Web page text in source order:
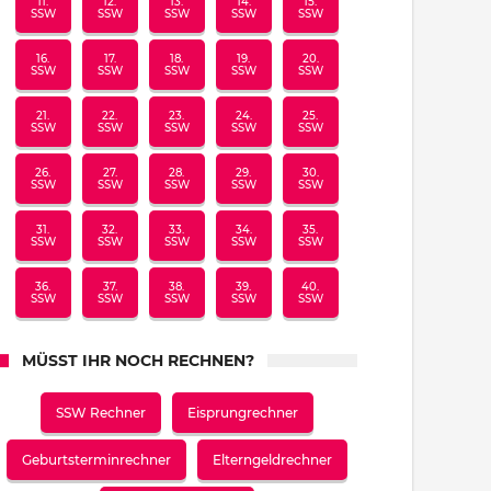
SSW
SSW
SSW
SSW
SSW
16.
SSW
17.
SSW
18.
SSW
19.
SSW
20.
SSW
21.
SSW
22.
SSW
23.
SSW
24.
SSW
25.
SSW
26.
SSW
27.
SSW
28.
SSW
29.
SSW
30.
SSW
31.
SSW
32.
SSW
33.
SSW
34.
SSW
35.
SSW
36.
SSW
37.
SSW
38.
SSW
39.
SSW
40.
SSW
MÜSST IHR NOCH RECHNEN?
SSW Rechner Eisprungrechner
Geburtsterminrechner Elterngeldrechner